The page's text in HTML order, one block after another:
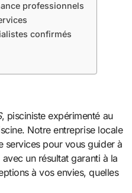
professionnels
confirmés
, pisciniste expérimenté au
Notre entreprise locale
services pour vous guider à
un résultat garanti à la
à vos envies, quelles